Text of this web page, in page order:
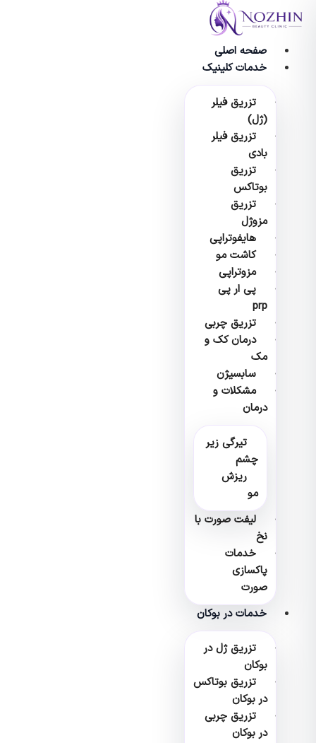
صفحه اصلی
خدمات کلینیک
تزریق فیلر
(ژل)
تزریق فیلر
بادی
تزریق
بوتاکس
تزریق
مزوژل
هایفوتراپی
کاشت مو
مزوتراپی
پی ار پی
تزریق چربی
درمان کک و
مک
سابسیژن
مشکلات و
درمان
تیرگی زیر
چشم
ریزش
لیفت صورت با
خدمات
پاکسازی
صورت
خدمات در بوکان
تزریق ژل در
بوکان
تزریق بوتاکس
در بوکان
تزریق چربی
در بوکان